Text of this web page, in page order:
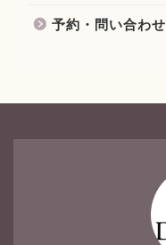
予約・問い合わせ